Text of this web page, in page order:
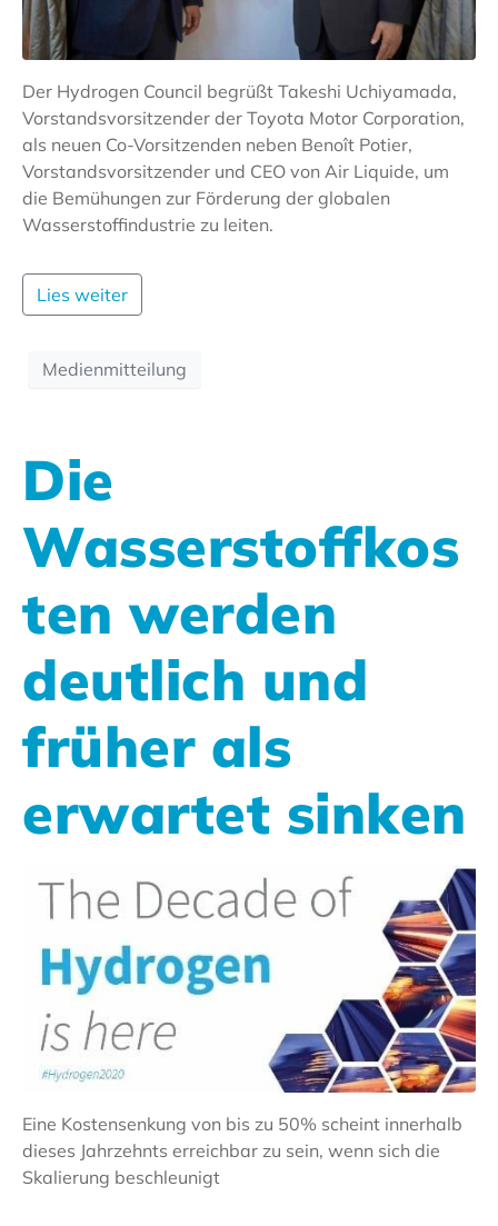
Der Hydrogen Council begrüßt Takeshi Uchiyamada,
Vorstandsvorsitzender der Toyota Motor Corporation,
als neuen Co-Vorsitzenden neben Benoît Potier,
Vorstandsvorsitzender und CEO von Air Liquide, um
die Bemühungen zur Förderung der globalen
Wasserstoffindustrie zu leiten.
Lies weiter
Medienmitteilung
Die
Wasserstoffkos
ten werden
deutlich und
früher als
erwartet sinken
Eine Kostensenkung von bis zu 50% scheint innerhalb
dieses Jahrzehnts erreichbar zu sein, wenn sich die
Skalierung beschleunigt